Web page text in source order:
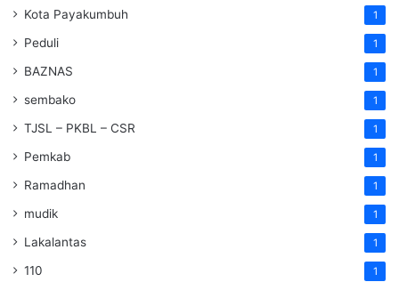
Kota Payakumbuh 1
Peduli 1
BAZNAS 1
sembako 1
TJSL – PKBL – CSR 1
Pemkab 1
Ramadhan 1
mudik 1
Lakalantas 1
110 1